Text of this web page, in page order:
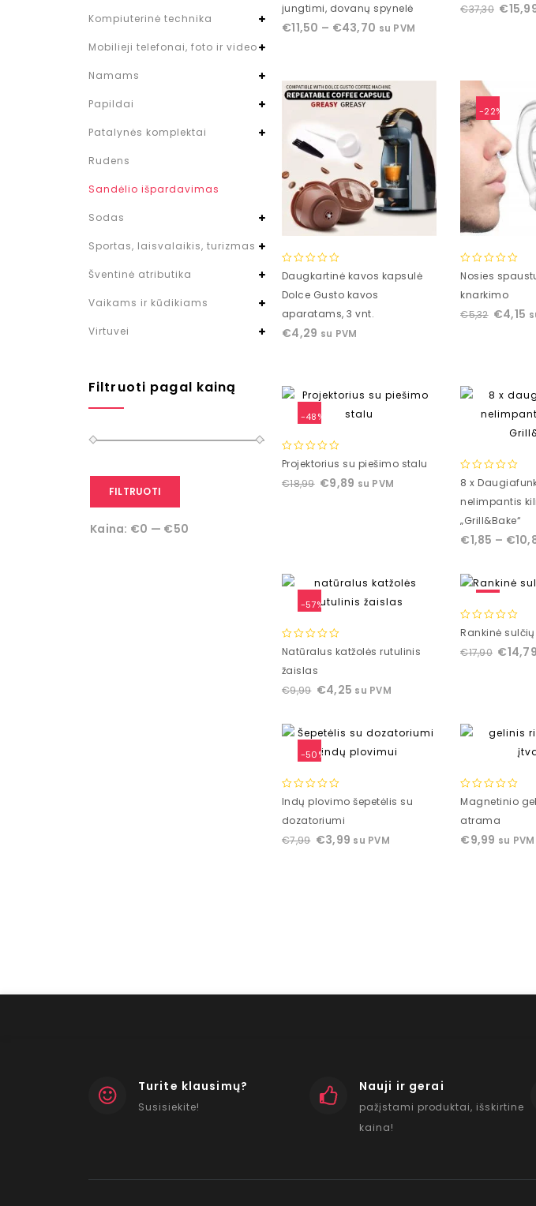
of
5
jungtimi, dovanų spynelė
€11,50 – €43,70 su PVM
of
€37,30 €
0
of
5
Daugkartinė kavos kapsulė
Dolce Gusto kavos
aparatams, 3 vnt.
€4,29 su PVM
-22%
0
of
5
Nosies
knarkimo
€5,32 €4,15
-48%
0
of
Projektorius su piešimo stalu
€18,99 €9,89 su PVM
0
of
5
8 x
nelimpantis
„Grill&Bake“
€1,85 – €
-57%
0
of
5
Natūralus katžolės rutulinis
žaislas
€9,99 €4,25 su PVM
0
of
Rankinė
€17,90 €14,79
-50%
0
of
5
Indų plovimo šepetėlis su
dozatoriumi
€7,99 €3,99 su PVM
0
of
5
Magnetinio
atrama
€9,99 su PVM
Kompiuterinė technika
Mobilieji telefonai, foto ir video
Namams
Papildai
Patalynės komplektai
Rudens
Sandėlio išpardavimas
Sodas
Sportas, laisvalaikis, turizmas
Šventinė atributika
Vaikams ir kūdikiams
Virtuvei
Filtruoti pagal kainą
FILTRUOTI
Kaina: €0 — €50
Turite klausimų?
Susisiekite!
Nauji ir gerai
pažįstami produktai, išskirtine
kaina!